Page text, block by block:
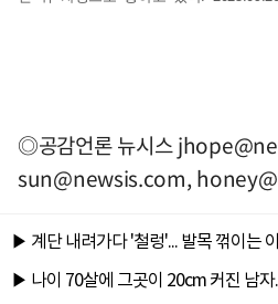
◎공감언론 뉴시스
sun@newsis.com,